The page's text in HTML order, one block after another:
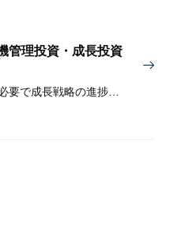
理投資・成長投資